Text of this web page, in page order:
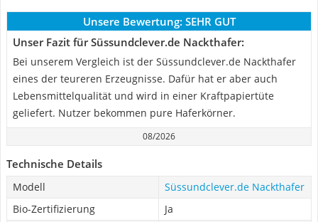
Unsere Bewertung: SEHR GUT
Unser Fazit für Süssundclever.de Nackthafer:
Bei unserem Vergleich ist der Süssundclever.de Nackthafer
eines der teureren Erzeugnisse. Dafür hat er aber auch
Lebensmittelqualität und wird in einer Kraftpapiertüte
geliefert. Nutzer bekommen pure Haferkörner.
08/2026
Technische Details
Modell
Süssundclever.de Nackthafer
Bio-Zertifizierung
Ja